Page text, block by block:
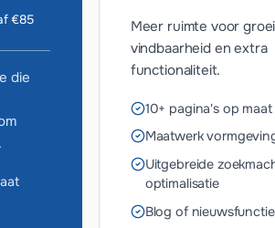
€85
die
Meer ruimte voor
vindbaarheid en extra
functionaliteit.
10+ pagina's op maat
Maatwerk
Uitgebreide
optimalisatie
Blog of nieuwsfunctie